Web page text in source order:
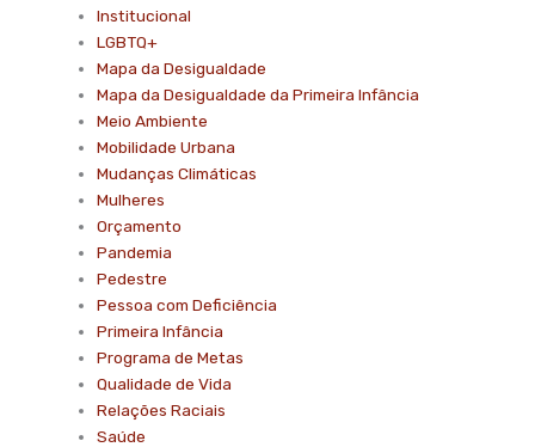
Institucional
LGBTQ+
Mapa da Desigualdade
Mapa da Desigualdade da Primeira Infância
Meio Ambiente
Mobilidade Urbana
Mudanças Climáticas
Mulheres
Orçamento
Pandemia
Pedestre
Pessoa com Deficiência
Primeira Infância
Programa de Metas
Qualidade de Vida
Relações Raciais
Saúde